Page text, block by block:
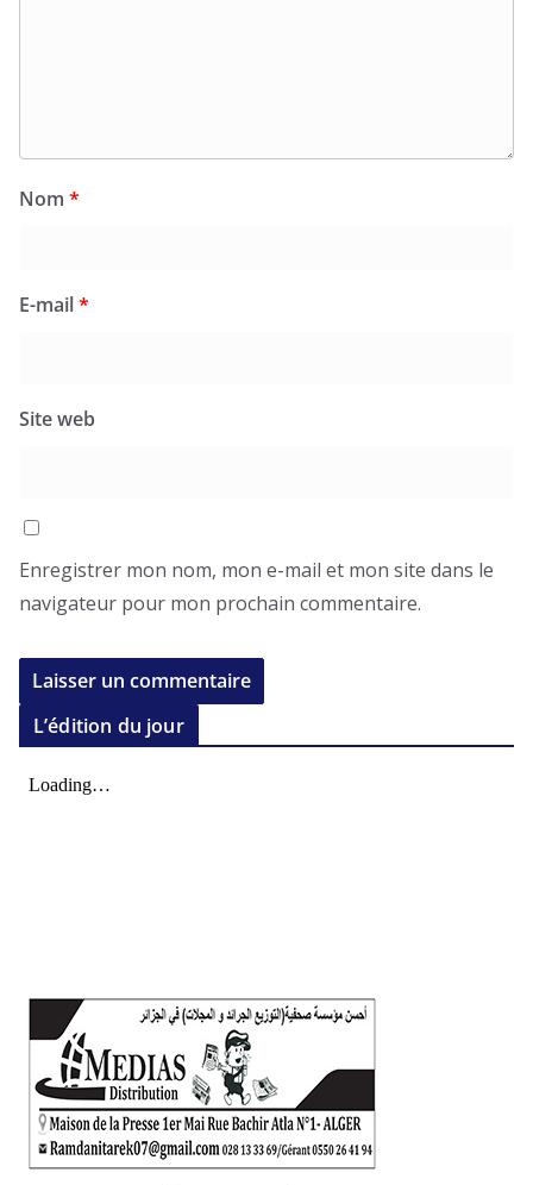
Nom *
E-mail*
Site web
Enregistrer mon nom, mon e-mail et mon site dans le
navigateur pour mon prochain commentaire.
L’édition du jour